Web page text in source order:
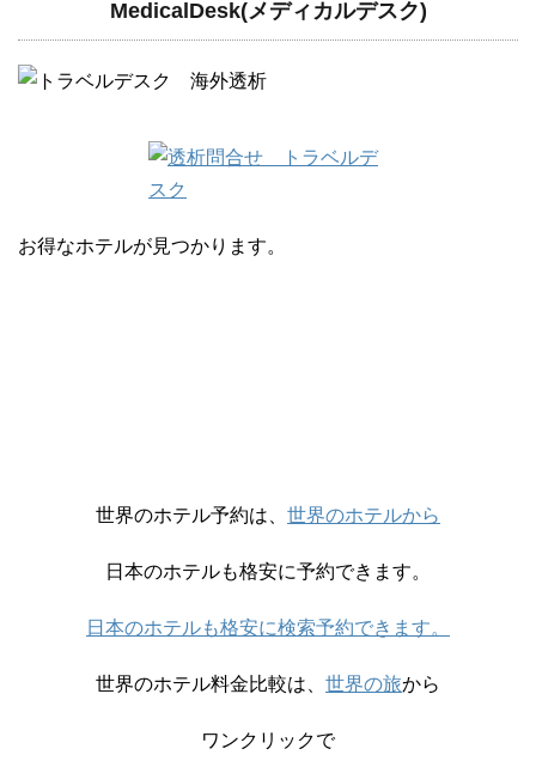
MedicalDesk(メディカルデスク)
お得なホテルが見つかります。
世界のホテル予約は、 世界のホテルから
日本のホテルも格安に予約できます。
日本のホテルも格安に検索予約できます。
世界のホテル料金比較は、 世界の旅から
ワンクリックで